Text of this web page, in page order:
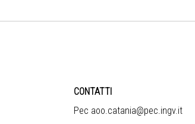
CONTATTI
Pec aoo.catania@pec.ingv.it